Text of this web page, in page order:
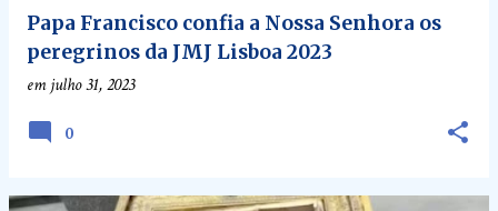
Papa Francisco confia a Nossa Senhora os
peregrinos da JMJ Lisboa 2023
emjulho 31, 2023
0